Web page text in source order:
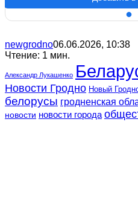
newgrodno06.06.2026, 10:38
Чтение: 1 мин.
Александр Лукашенко
Новости Гродно Новый
белорусы гродненская
новости новости города